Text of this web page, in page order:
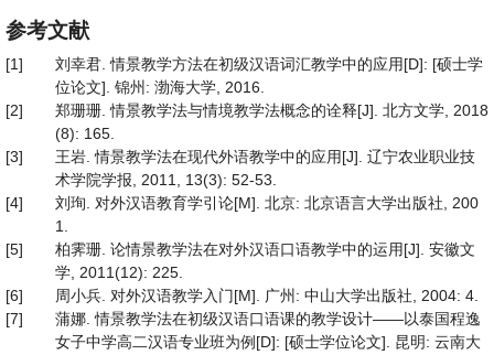
参考文献
[1]
刘幸君. 情景教学方法在初级汉语词汇教学中的应用[D]: [硕士学
位论文]. 锦州: 渤海大学, 2016.
[2]
郑珊珊. 情景教学法与情境教学法概念的诠释[J]. 北方文学, 2018
(8): 165.
[3]
王岩. 情景教学法在现代外语教学中的应用[J]. 辽宁农业职业技
术学院学报, 2011, 13(3): 52-53.
[4]
刘珣. 对外汉语教育学引论[M]. 北京: 北京语言大学出版社, 200
1.
[5]
柏霁珊. 论情景教学法在对外汉语口语教学中的运用[J]. 安徽文
学, 2011(12): 225.
[6]
周小兵. 对外汉语教学入门[M]. 广州: 中山大学出版社, 2004: 4.
[7]
蒲娜. 情景教学法在初级汉语口语课的教学设计——以泰国程逸
女子中学高二汉语专业班为例[D]: [硕士学位论文]. 昆明: 云南大